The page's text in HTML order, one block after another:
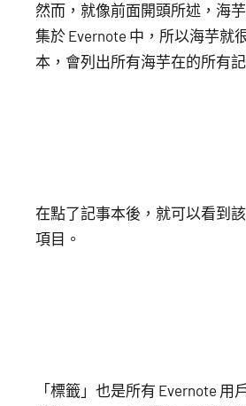
然而，就像前面開頭所述，海
集於 Evernote 中，所以海芋就
本，會列出所有海芋在的所有記
在點了記事本後，就可以看到
項目。
「標籤」也是所有 Evernote 用